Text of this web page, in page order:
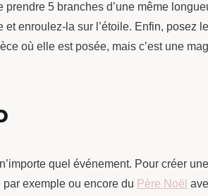
5 branches d’une même
enroulez-la sur l’étoile. Enfin, posez
où elle est posée, mais c’est une
quel événement. Pour créer
par exemple ou encore du Père Noël